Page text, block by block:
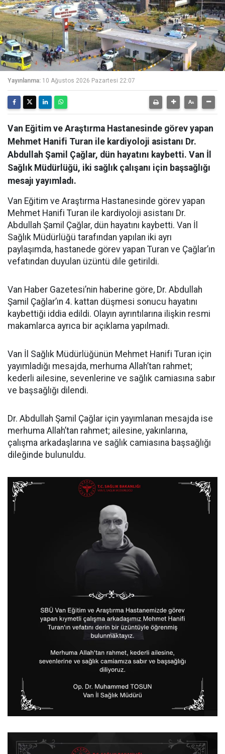
Yayınlanma: 10 Ağustos 2026 Pazartesi 22:07
Van Eğitim ve Araştırma Hastanesinde görev yapan
Mehmet Hanifi Turan ile kardiyoloji asistanı Dr.
Abdullah Şamil Çağlar, dün hayatını kaybetti. Van İl
Sağlık Müdürlüğü, iki sağlık çalışanı için başsağlığı
mesajı yayımladı.
Van Eğitim ve Araştırma Hastanesinde görev yapan
Mehmet Hanifi Turan ile kardiyoloji asistanı Dr.
Abdullah Şamil Çağlar, dün hayatını kaybetti. Van İl
Sağlık Müdürlüğü tarafından yapılan iki ayrı
paylaşımda, hastanede görev yapan Turan ve Çağlar’ın
vefatından duyulan üzüntü dile getirildi.
Van Haber Gazetesi’nin haberine göre, Dr. Abdullah
Şamil Çağlar’ın 4. kattan düşmesi sonucu hayatını
kaybettiği iddia edildi. Olayın ayrıntılarına ilişkin resmi
makamlarca ayrıca bir açıklama yapılmadı.
Van İl Sağlık Müdürlüğünün Mehmet Hanifi Turan için
yayımladığı mesajda, merhuma Allah’tan rahmet;
kederli ailesine, sevenlerine ve sağlık camiasına sabır
ve başsağlığı dilendi.
Dr. Abdullah Şamil Çağlar için yayımlanan mesajda ise
merhuma Allah’tan rahmet; ailesine, yakınlarına,
çalışma arkadaşlarına ve sağlık camiasına başsağlığı
dileğinde bulunuldu.